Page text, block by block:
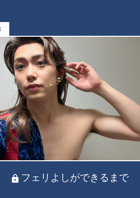
フェリよしができるまで